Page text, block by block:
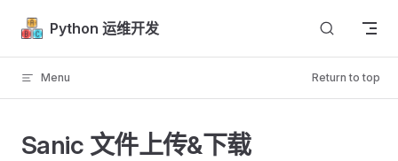
Skip to content
Python 运维开发
Menu Return to top
Sanic 文件上传&下载